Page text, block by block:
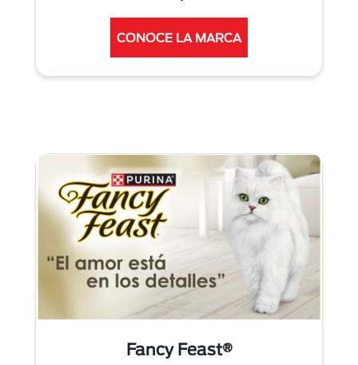
CONOCE LA MARCA
Fancy Feast®